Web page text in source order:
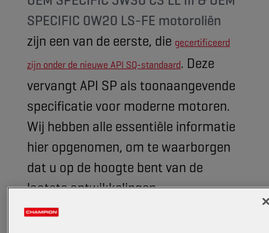
SPECIFIC 0W20 LS-FE motoroliën
zijn een van de eerste, die gecertificeerd
zijn onder de nieuwe API SQ-standaard. Deze
vervangt API SP als toonaangevende
specificatie voor moderne motoren.
Wij hebben alle essentiële informatie
hier opgenomen, om te waarborgen
dat u op de hoogte bent van de
laatste ontwikkelingen.
Met de introductie van de nieuwe